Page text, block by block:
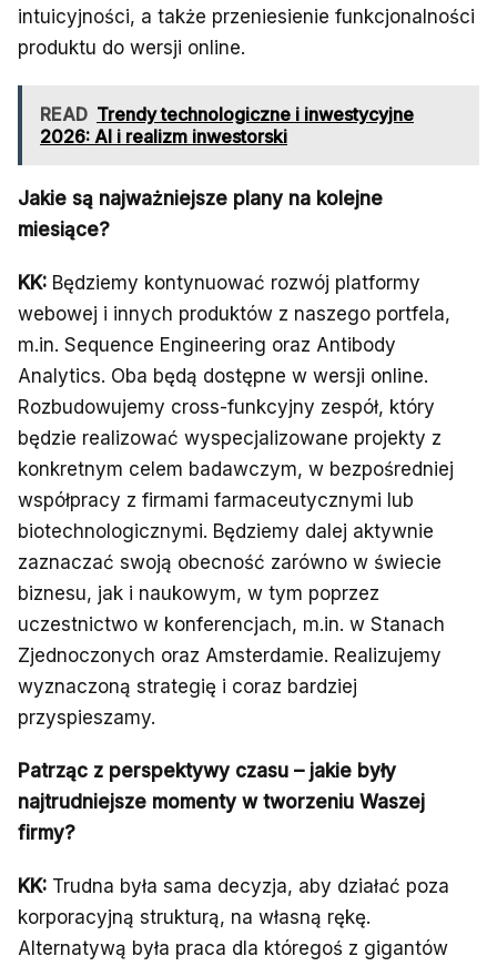
intuicyjności, a także przeniesienie funkcjonalności
produktu do wersji online.
READ Trendy technologiczne i inwestycyjne
2026: AI i realizm inwestorski
Jakie są najważniejsze plany na kolejne
miesiące?
KK: Będziemy kontynuować rozwój platformy
webowej i innych produktów z naszego portfela,
m.in. Sequence Engineering oraz Antibody
Analytics. Oba będą dostępne w wersji online.
Rozbudowujemy cross-funkcyjny zespół, który
będzie realizować wyspecjalizowane projekty z
konkretnym celem badawczym, w bezpośredniej
współpracy z firmami farmaceutycznymi lub
biotechnologicznymi. Będziemy dalej aktywnie
zaznaczać swoją obecność zarówno w świecie
biznesu, jak i naukowym, w tym poprzez
uczestnictwo w konferencjach, m.in. w Stanach
Zjednoczonych oraz Amsterdamie. Realizujemy
wyznaczoną strategię i coraz bardziej
przyspieszamy.
Patrząc z perspektywy czasu – jakie były
najtrudniejsze momenty w tworzeniu Waszej
firmy?
KK: Trudna była sama decyzja, aby działać poza
korporacyjną strukturą, na własną rękę.
Alternatywą była praca dla któregoś z gigantów